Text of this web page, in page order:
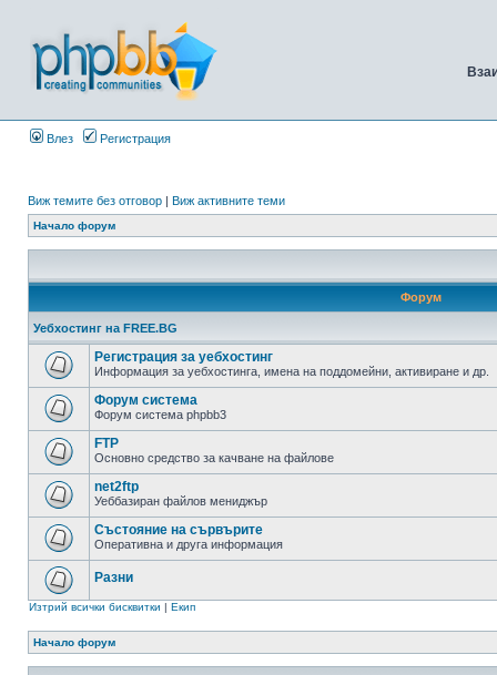
Влез Регистрация
Виж темите без отговор | Виж активните теми
Начало форум
Форум
Уебхостинг на FREE.BG
Регистрация за уебхостинг
Информация за уебхостинга, имена на поддомейни, активиране и др.
Форум система
Форум система phpbb3
FTP
Основно средство за качване на файлове
net2ftp
Уеббазиран файлов мениджър
Състояние на сървърите
Оперативна и друга информация
Разни
Изтрий всички бисквитки | Екип
Начало форум